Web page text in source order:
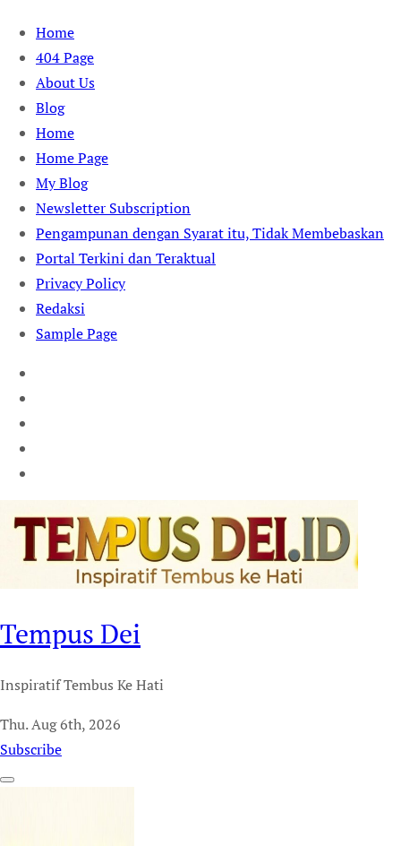
Skip
content
Home
404 Page
About Us
Blog
Home
Home Page
My Blog
Newsletter Subscription
Pengampunan dengan Syarat itu, Tidak Membebaskan
Portal Terkini dan Teraktual
Privacy Policy
Redaksi
Sample Page
Tempus Dei
Inspiratif Tembus Ke Hati
Thu. Aug 6th, 2026
Subscribe